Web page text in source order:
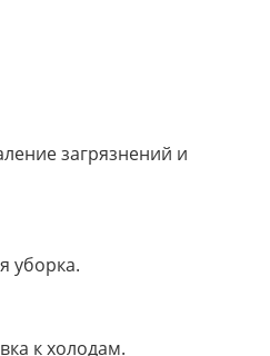
загрязнений и
уборка.
к холодам.